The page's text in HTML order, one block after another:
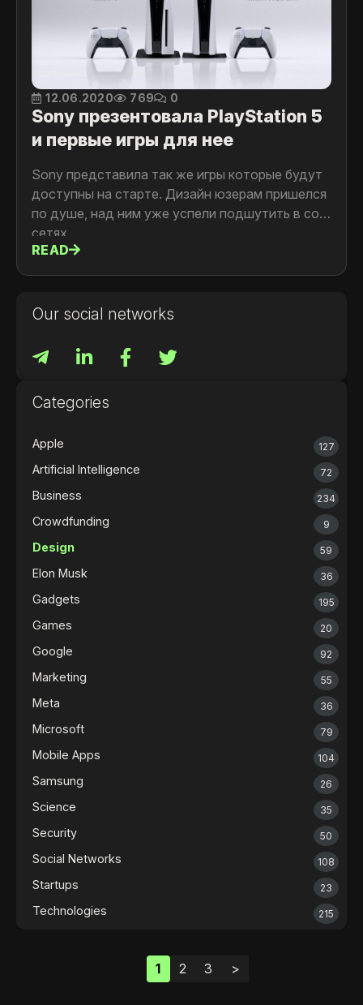
12.06.2020 769 0
Sony презентовала PlayStation 5
и первые игры для нее
Sony представила так же игры которые будут
доступны на старте. Дизайн юзерам пришелся
по душе, над ним уже успели подшутить в соц
сетях.
READ
Our social networks
Categories
Apple 127
Artificial Intelligence 72
Business 234
Crowdfunding 9
Design 59
Elon Musk 36
Gadgets 195
Games 20
Google 92
Marketing 55
Meta 36
Microsoft 79
Mobile Apps 104
Samsung 26
Science 35
Security 50
Social Networks 108
Startups 23
Technologies 215
1 2 3 >